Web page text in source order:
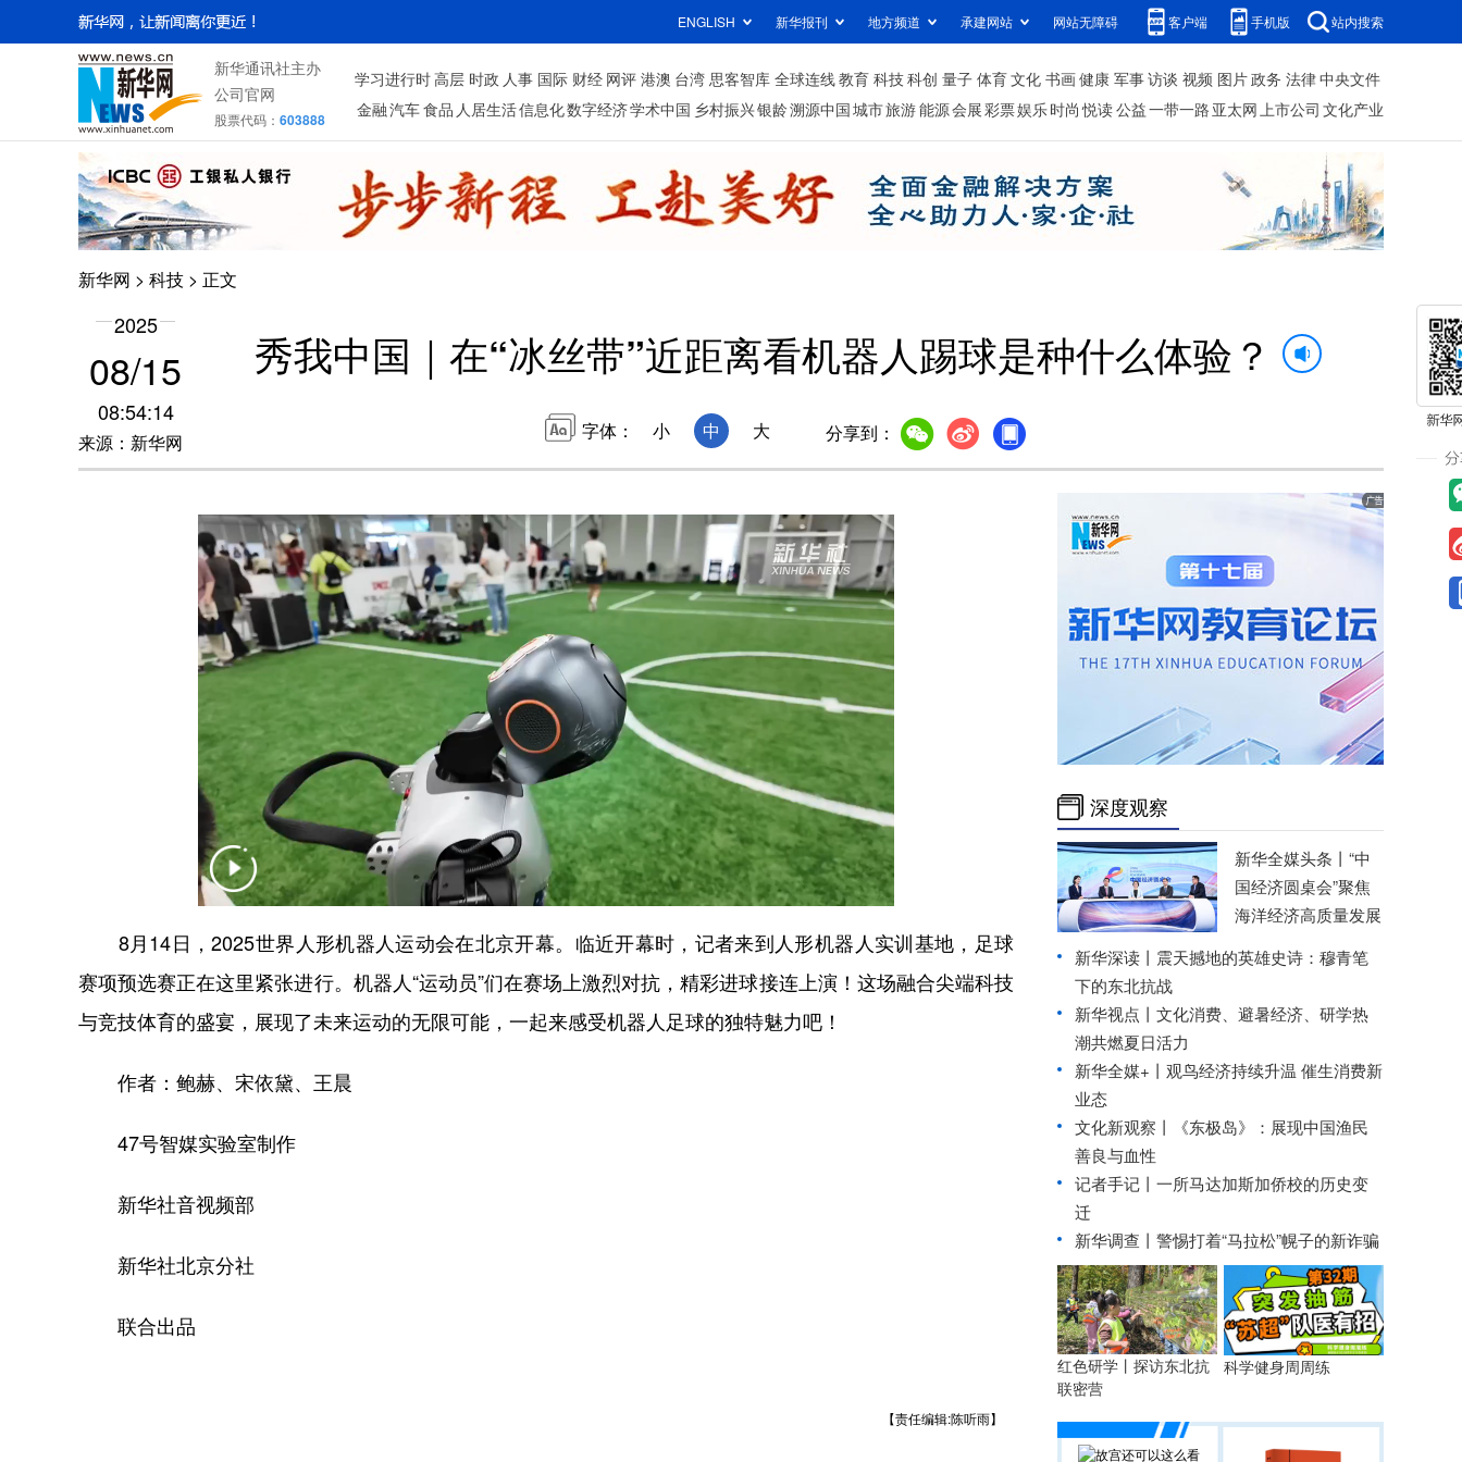
ENGLISH 新华报刊 地方频道 承建网站 网站无障碍 客户端 手机版 站内搜索
新华通讯社主办
公司官网
股票代码： 603888
学习进行时高层 时政 人事 国际 财经 网评 港澳 台湾 思客智库 全球连线教育 科技科创 量子 体育文化 书画健康 军事访谈 视频 图片政务 法律中央文件
金融汽车食品 人居生活信息化数字经济学术中国 乡村振兴银龄溯源中国城市旅游能源会展彩票娱乐时尚 悦读公益一带一路 亚太网上市公司 文化产业
新华网 > 科技 > 正文
2025
08/15
08:54:14
来源：新华网
秀我中国｜在“冰丝带”近距离看机器人踢球是种什么体验？
字体： 小 中 大 分享到：
8月14日，2025世界人形机器人运动会在北京开幕。临近开幕时，记者来到人形机器人实训基地，足球
赛项预选赛正在这里紧张进行。机器人“运动员”们在赛场上激烈对抗，精彩进球接连上演！这场融合尖端科技
与竞技体育的盛宴，展现了未来运动的无限可能，一起来感受机器人足球的独特魅力吧！
作者：鲍赫、宋依黛、王晨
47号智媒实验室制作
新华社音视频部
新华社北京分社
联合出品
【责任编辑:陈听雨】
深度观察
新华全媒头条丨 “中
国经济圆桌会”聚焦
海洋经济高质量发展
新华深读丨震天撼地的英雄史诗：穆青笔
下的东北抗战
新华视点丨 文化消费、避暑经济、研学热
潮共燃夏日活力
新华全媒+丨 观鸟经济持续升温 催生消费新
业态
文化新观察丨
《东极岛》：展现中国渔民
善良与血性
记者手记丨一所马达加斯加侨校的历史变
迁
新华调查丨 警惕打着“马拉松”幌子的新诈骗
红色研学丨探访东北抗
联密营
科学健身周周练